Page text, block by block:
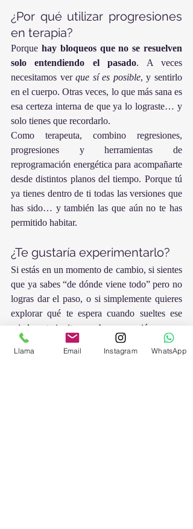
¿Por qué utilizar progresiones
en terapia?
Porque hay bloqueos que no se resuelven
solo entendiendo el pasado. A veces
necesitamos ver que sí es posible, y sentirlo
en el cuerpo. Otras veces, lo que más sana es
esa certeza interna de que ya lo lograste… y
solo tienes que recordarlo.
Como terapeuta, combino regresiones,
progresiones y herramientas de
reprogramación energética para acompañarte
desde distintos planos del tiempo. Porque tú
ya tienes dentro de ti todas las versiones que
has sido… y también las que aún no te has
permitido habitar.
¿Te gustaría experimentarlo?
Si estás en un momento de cambio, si sientes
que ya sabes “de dónde viene todo” pero no
logras dar el paso, o si simplemente quieres
explorar qué te espera cuando sueltes ese
miedo… te invito a probar una sesión.
Hay futuros que ya están llamándote.Solo
hay que cerrar los ojos… y responder.
Llama Email Instagram WhatsApp